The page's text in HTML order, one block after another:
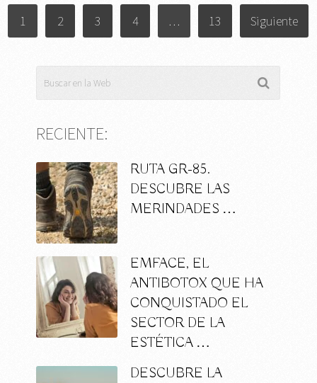
PAGINACIÓN
DE
1 2 3 4 … 13 Siguiente
RECIENTE:
RUTA GR-85.
DESCUBRE LAS
MERINDADES …
EMFACE, EL
ANTIBOTOX QUE HA
CONQUISTADO EL
SECTOR DE LA
ESTÉTICA …
DESCUBRE LA